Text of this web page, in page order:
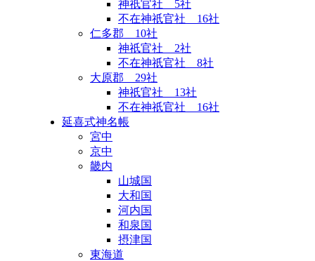
神祇官社 5社
不在神祇官社 16社
仁多郡 10社
神祇官社 2社
不在神祇官社 8社
大原郡 29社
神祇官社 13社
不在神祇官社 16社
延喜式神名帳
宮中
京中
畿内
山城国
大和国
河内国
和泉国
摂津国
東海道